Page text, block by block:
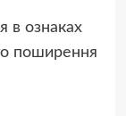
в ознаках
поширення